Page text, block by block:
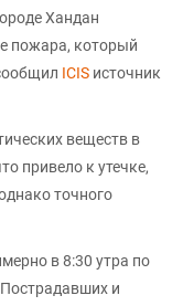
Хандан
пожара, который
ICIS источник
веществ в
привело к утечке,
точного
в 8:30 утра по
и